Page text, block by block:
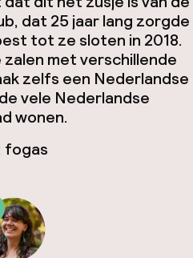
dat 25 jaar lang zorgde
tot ze sloten in 2018.
met verschillende
zelfs een Nederlandse
vele Nederlandse
wonen.
fogas